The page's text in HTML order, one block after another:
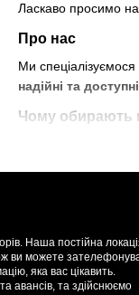
Ласкаво просимо
Про нас
Ми
надійні та доступні
Чому обирають
Наш асортимент
🔹 Мінітрактори:
🔹 Навісне
Наша постійна
ви можете
яка вас цікавить.
авансів, та здійснюємо